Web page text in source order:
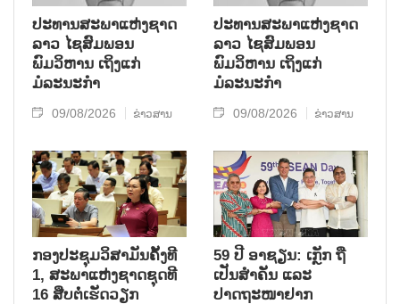
ປະທານສະພາແຫ່ງຊາດ
ລາວ ໄຊສົມພອນ
ພົມວິຫານ ເຖິງແກ່
ມໍລະນະກຳ
09/08/2026 ຂ່າວສານ
ປະທານສະພາແຫ່ງຊາດ
ລາວ ໄຊສົມພອນ
ພົມວິຫານ ເຖິງແກ່
ມໍລະນະກຳ
09/08/2026 ຂ່າວສານ
ກອງປະຊຸມວິສາມັນຄັ້ງທີ
1, ສະພາແຫ່ງຊາດຊຸດທີ
16 ສືບຕໍ່ເຮັດວຽກ
59 ປີ ອາຊຽນ: ເກຼັກ ຖື
ເປັນສຳຄັນ ແລະ
ປາດຖະໜາຢາກ